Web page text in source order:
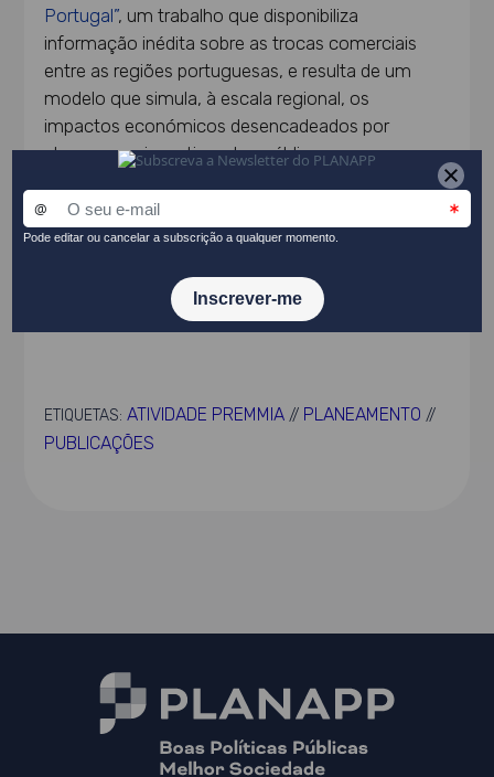
Portugal”, um trabalho que disponibiliza
informação inédita sobre as trocas comerciais
entre as regiões portuguesas, e resulta de um
modelo que simula, à escala regional, os
impactos económicos desencadeados por
choques ou investimentos públicos.
CONSULTE O DOCUMENTO
PARTILHAR NO LINKEDIN
ETIQUETAS:ATIVIDADE PREMMIA // PLANEAMENTO //
PUBLICAÇÕES